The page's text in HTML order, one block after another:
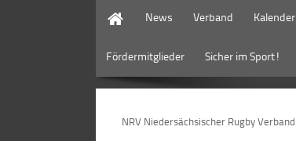
News Verband Kalender
Fördermitglieder Sicher im Sport!
NRV Niedersächsischer Rugby Verband